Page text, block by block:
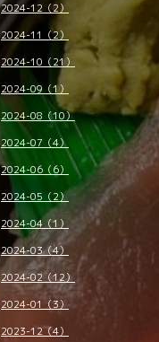
2024-12（2）
2024-11（2）
2024-10（21）
2024-09（1）
2024-08（10）
2024-07（4）
2024-06（6）
2024-05（2）
2024-04（1）
2024-03（4）
2024-02（12）
2024-01（3）
2023-12（4）